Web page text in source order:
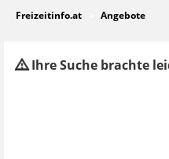
Freizeitinfo.at Angebote
Ihre Suche brachte